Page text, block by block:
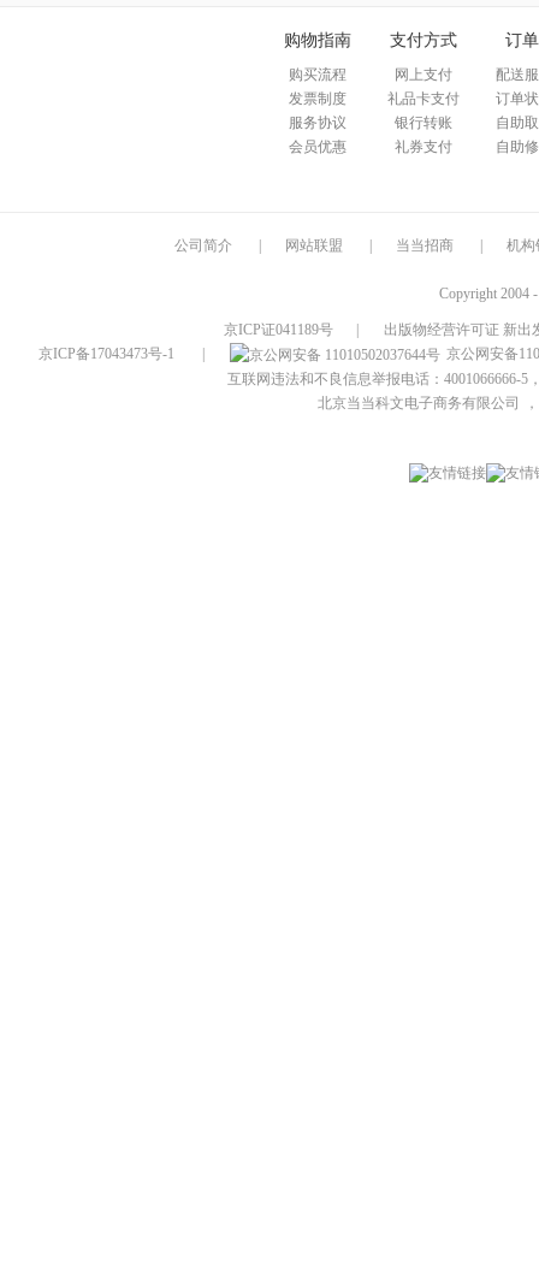
购物指南
购买流程
发票制度
服务协议
会员优惠
支付方式
网上支付
礼品卡支付
银行转账
礼券支付
订
配送
订单
自助
自助
公司简介 网站联盟 当当招商 机构
Copyright 2004
京ICP证041189号
出版物经营许可证 新出
京ICP备17043473号-1
京公网安备
互联网违法和不良信息举报电话：4001066666-5
北京当当科文电子商务有限公司